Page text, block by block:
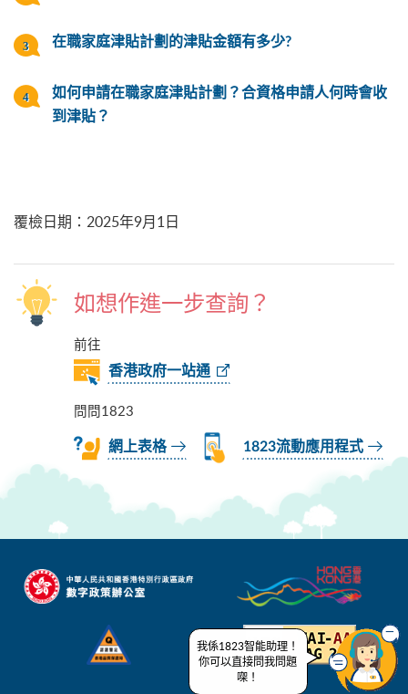
在職家庭津貼計劃的津貼金額有多少?
如何申請在職家庭津貼計劃？合資格申請人何時會收
到津貼？
覆檢日期 ： 2025年9月1日
如想作進一步查詢？
前往
香港政府一站通
問問1823
網上表格 1823流動應用程式
我係1823智能助理！
你可以直接問我問題
㗎！